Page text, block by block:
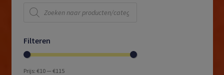
Producten
zoeken
Filteren
Prijs: €10— €115